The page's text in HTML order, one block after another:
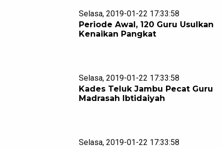
Selasa, 2019-01-22 17:33:58
Periode Awal, 120 Guru Usulkan
Kenaikan Pangkat
Selasa, 2019-01-22 17:33:58
Kades Teluk Jambu Pecat Guru
Madrasah Ibtidaiyah
Selasa, 2019-01-22 17:33:58